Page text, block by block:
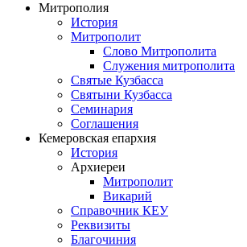
Митрополия
История
Митрополит
Слово Митрополита
Служения митрополита
Святые Кузбасса
Святыни Кузбасса
Семинария
Соглашения
Кемеровская епархия
История
Архиереи
Митрополит
Викарий
Справочник КЕУ
Реквизиты
Благочиния